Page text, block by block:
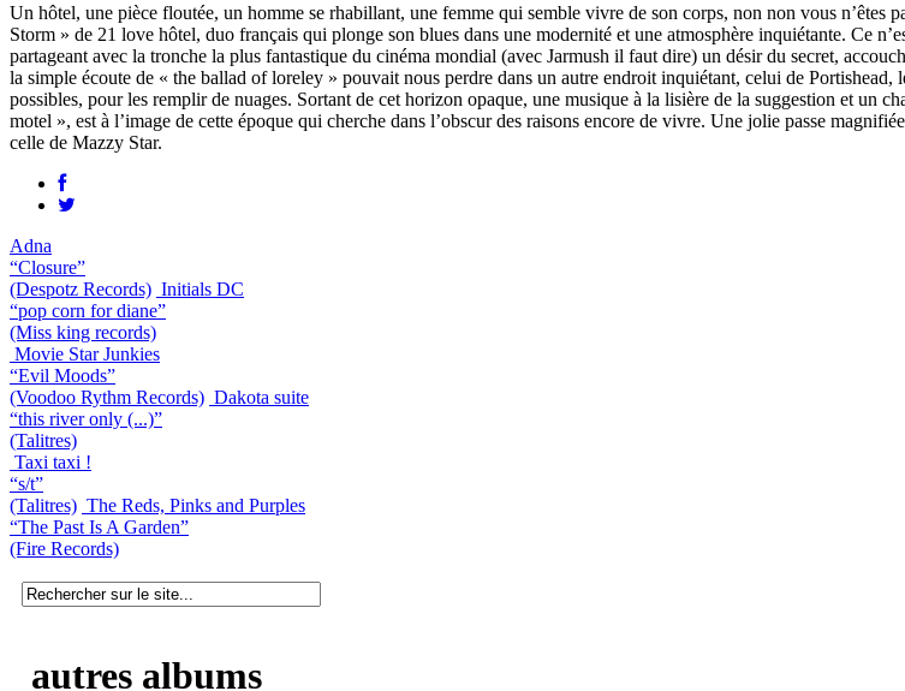
Un hôtel, une pièce floutée, un homme se rhabillant, une femme qui semble vivre de son corps, non non vous n’êtes
Storm » de 21 love hôtel, duo français qui plonge son blues dans une modernité et une atmosphère inquiétante. Ce
partageant avec la tronche la plus fantastique du cinéma mondial (avec Jarmush il faut dire) un désir du secret,
la simple écoute de « the ballad of loreley » pouvait nous perdre dans un autre endroit inquiétant, celui de
possibles, pour les remplir de nuages. Sortant de cet horizon opaque, une musique à la lisière de la suggestion et un
motel », est à l’image de cette époque qui cherche dans l’obscur des raisons encore de vivre. Une jolie passe
celle de Mazzy Star.
Adna
“Closure”
(Despotz Records) Initials DC
“pop corn for diane”
(Miss king records)
Movie Star Junkies
“Evil Moods”
(Voodoo Rythm Records) Dakota suite
“this river only (...)”
(Talitres)
Taxi taxi !
“s/t”
(Talitres) The Reds, Pinks and Purples
“The Past Is A Garden”
(Fire Records)
autres albums